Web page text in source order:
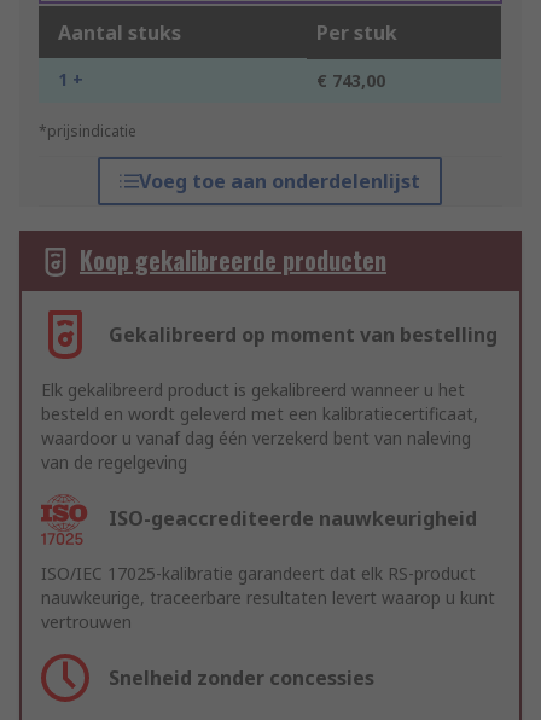
Aantal stuks Per stuk
1 + € 743,00
*prijsindicatie
Voeg toe aan onderdelenlijst
Koop gekalibreerde producten
Gekalibreerd op moment van bestelling
Elk gekalibreerd product is gekalibreerd wanneer u het
besteld en wordt geleverd met een kalibratiecertificaat,
waardoor u vanaf dag één verzekerd bent van naleving
van de regelgeving
ISO-geaccrediteerde nauwkeurigheid
ISO/IEC 17025-kalibratie garandeert dat elk RS-product
nauwkeurige, traceerbare resultaten levert waarop u kunt
vertrouwen
Snelheid zonder concessies